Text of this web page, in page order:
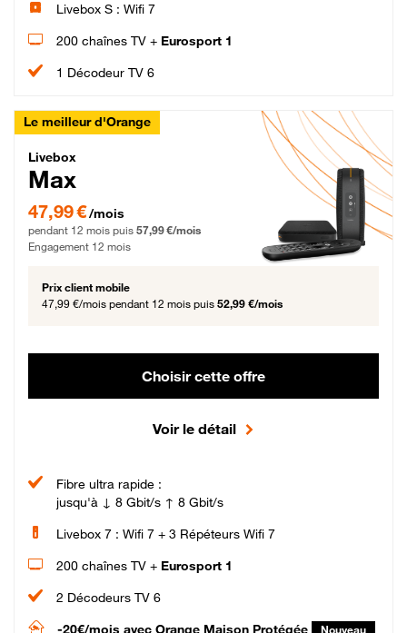
Livebox S : Wifi 7
200 chaînes TV + Eurosport 1
1 Décodeur TV 6
Le meilleur d'Orange
Livebox Max Fibre
Livebox
Max
47,99 € par mois pendant 12 mois puis 57,99 € par mois, Engagement 12 mois
47,99 €/mois
pendant 12 mois puis 57,99 €/mois
Engagement 12 mois
Prix client mobile
47,99 €/mois pendant 12 mois puis 52,99 €/mois
Choisir cette offre
Voir le détail
Fibre ultra rapide :
jusqu'à ↓ 8 Gbit/s ↑ 8 Gbit/s
Livebox 7 : Wifi 7 + 3 Répéteurs Wifi 7
200 chaînes TV + Eurosport 1
2 Décodeurs TV 6
-20€/mois avec Orange Maison Protégée Nouveau